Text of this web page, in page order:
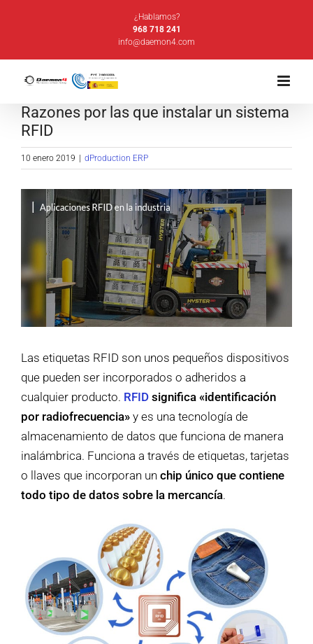
¿Hablamos?
968 718 241
info@daemon4.com
Razones por las que instalar un sistema
RFID
10 enero 2019 dProduction ERP
Ver
imagen
más
grande
Las etiquetas RFID son unos pequeños dispositivos
que pueden ser incorporados o adheridos a
cualquier producto. RFID significa «identificación
por radiofrecuencia» y es una tecnología de
almacenamiento de datos que funciona de manera
inalámbrica. Funciona a través de etiquetas, tarjetas
o llaves que incorporan un chip único que contiene
todo tipo de datos sobre la mercancía.